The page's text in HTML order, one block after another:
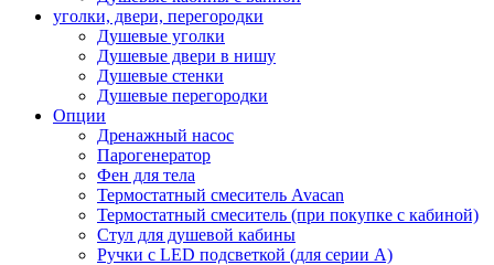
уголки, двери, перегородки
Душевые уголки
Душевые двери в нишу
Душевые стенки
Душевые перегородки
Опции
Дренажный насос
Парогенератор
Фен для тела
Термостатный смеситель Avacan
Термостатный смеситель (при покупке с кабиной)
Стул для душевой кабины
Ручки с LED подсветкой (для серии A)